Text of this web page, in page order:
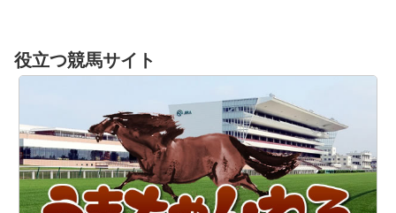
役立つ競馬サイト